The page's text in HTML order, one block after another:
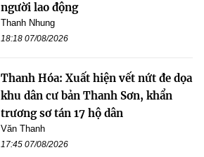
người lao động
Thanh Nhung
18:18 07/08/2026
Thanh Hóa: Xuất hiện vết nứt đe dọa
khu dân cư bản Thanh Sơn, khẩn
trương sơ tán 17 hộ dân
Văn Thanh
17:45 07/08/2026